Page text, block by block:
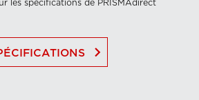
les spécifications de PRISMAdirect
keyboard_arrow_right